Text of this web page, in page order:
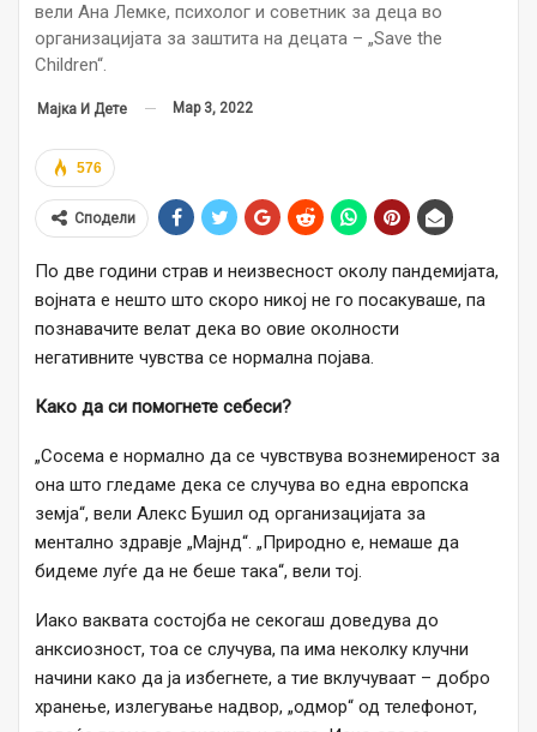
вели Ана Лемке, психолог и советник за деца во
организацијата за заштита на децата – „Save the
Children“.
Мајка И Дете Мар 3, 2022
576
Сподели
По две години страв и неизвесност околу пандемијата,
војната е нешто што скоро никој не го посакуваше, па
познавачите велат дека во овие околности
негативните чувства се нормална појава.
Како да си помогнете себеси?
„Сосема е нормално да се чувствува вознемиреност за
она што гледаме дека се случува во една европска
земја“, вели Алекс Бушил од организацијата за
ментално здравје „Мајнд“. „Природно е, немаше да
бидеме луѓе да не беше така“, вели тој.
Иако ваквата состојба не секогаш доведува до
анксиозност, тоа се случува, па има неколку клучни
начини како да ја избегнете, а тие вклучуваат – добро
хранење, излегување надвор, „одмор“ од телефонот,